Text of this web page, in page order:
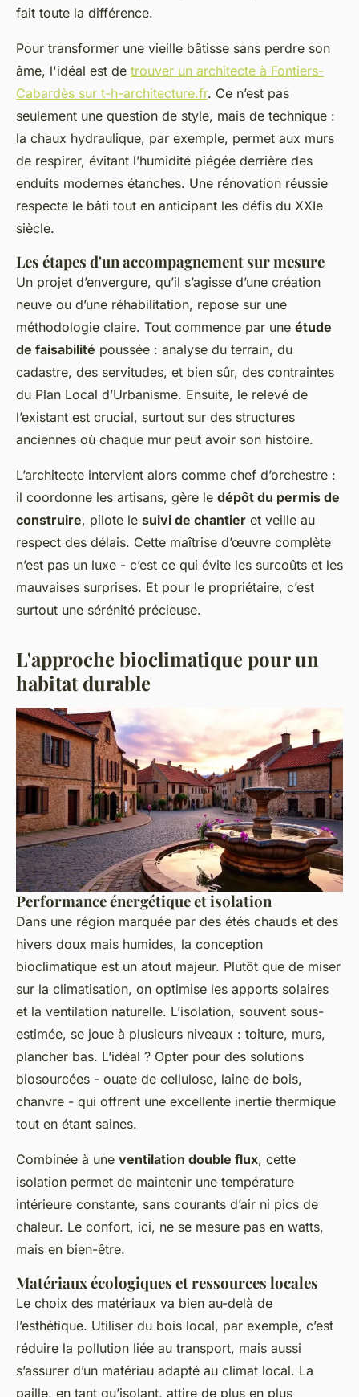
fait toute la différence.
Pour transformer une vieille bâtisse sans perdre son
âme, l'idéal est de trouver un architecte à Fontiers-
Cabardès sur t-h-architecture.fr. Ce n’est pas
seulement une question de style, mais de technique :
la chaux hydraulique, par exemple, permet aux murs
de respirer, évitant l’humidité piégée derrière des
enduits modernes étanches. Une rénovation réussie
respecte le bâti tout en anticipant les défis du XXIe
siècle.
Les étapes d'un accompagnement sur mesure
Un projet d’envergure, qu’il s’agisse d’une création
neuve ou d’une réhabilitation, repose sur une
méthodologie claire. Tout commence par une étude
de faisabilité poussée : analyse du terrain, du
cadastre, des servitudes, et bien sûr, des contraintes
du Plan Local d’Urbanisme. Ensuite, le relevé de
l’existant est crucial, surtout sur des structures
anciennes où chaque mur peut avoir son histoire.
L’architecte intervient alors comme chef d’orchestre :
il coordonne les artisans, gère le dépôt du permis de
construire, pilote le suivi de chantier et veille au
respect des délais. Cette maîtrise d’œuvre complète
n’est pas un luxe - c’est ce qui évite les surcoûts et les
mauvaises surprises. Et pour le propriétaire, c’est
surtout une sérénité précieuse.
L'approche bioclimatique pour un
habitat durable
Performance énergétique et isolation
Dans une région marquée par des étés chauds et des
hivers doux mais humides, la conception
bioclimatique est un atout majeur. Plutôt que de miser
sur la climatisation, on optimise les apports solaires
et la ventilation naturelle. L’isolation, souvent sous-
estimée, se joue à plusieurs niveaux : toiture, murs,
plancher bas. L’idéal ? Opter pour des solutions
biosourcées - ouate de cellulose, laine de bois,
chanvre - qui offrent une excellente inertie thermique
tout en étant saines.
Combinée à une ventilation double flux, cette
isolation permet de maintenir une température
intérieure constante, sans courants d’air ni pics de
chaleur. Le confort, ici, ne se mesure pas en watts,
mais en bien-être.
Matériaux écologiques et ressources locales
Le choix des matériaux va bien au-delà de
l’esthétique. Utiliser du bois local, par exemple, c’est
réduire la pollution liée au transport, mais aussi
s’assurer d’un matériau adapté au climat local. La
paille, en tant qu’isolant, attire de plus en plus